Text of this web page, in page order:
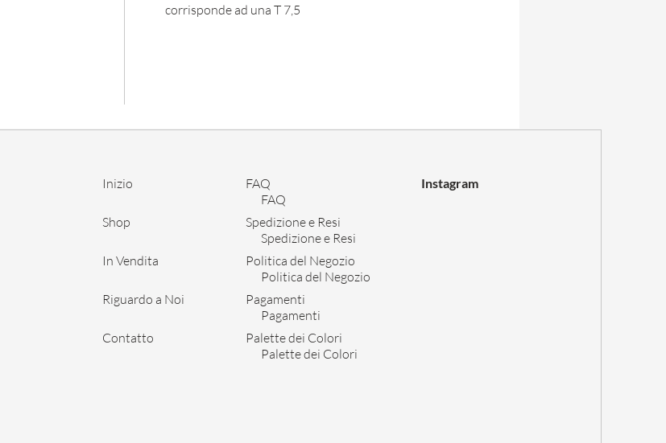
corrisponde ad una T 7,5
Inizio
Shop
In Vendita
Riguardo a Noi
Contatto
FAQ
Spedizione e Resi
Politica del Negozio
Pagamenti
Palette dei Colori
FAQ
Spedizione e Resi
Politica del Negozio
Pagamenti
Palette dei Colori
Instagram